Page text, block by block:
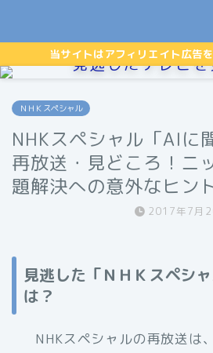
当サイトはアフィリエイト広告
見逃したテレビ
ＮＨＫスペシャル
NHKスペシャル「AIに
再放送・見どころ！ニ
題解決への意外なヒン
2017年7月
見逃した「ＮＨＫスペシ
は？
NHKスペシャルの再放送は